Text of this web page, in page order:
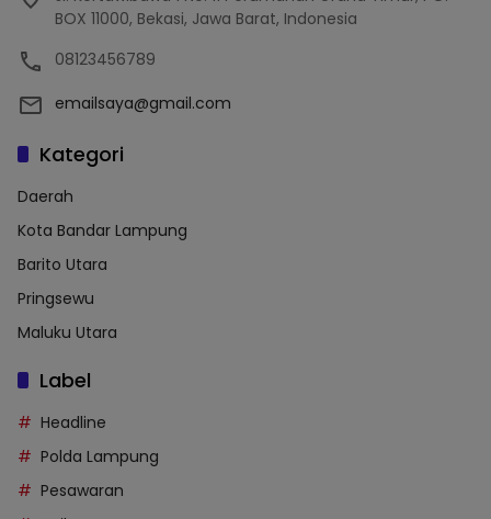
BOX 11000, Bekasi, Jawa Barat, Indonesia
08123456789
emailsaya@gmail.com
Kategori
Daerah
Kota Bandar Lampung
Barito Utara
Pringsewu
Maluku Utara
Label
Headline
Polda Lampung
Pesawaran